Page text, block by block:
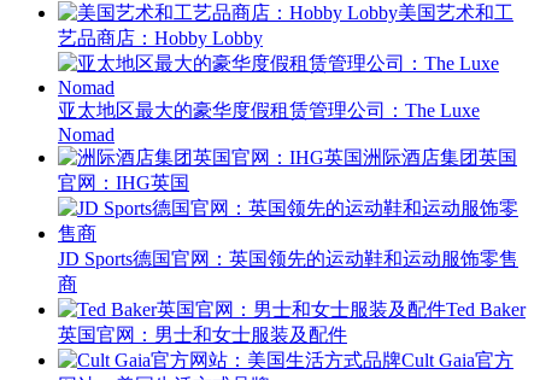
美国艺术和工
艺品商店：Hobby Lobby
亚太地区最大的豪华度假租赁管理公司：The Luxe
Nomad
洲际酒店集团英国
官网：IHG英国
JD Sports德国官网：英国领先的运动鞋和运动服饰零售
商
Ted Baker
英国官网：男士和女士服装及配件
Cult Gaia官方